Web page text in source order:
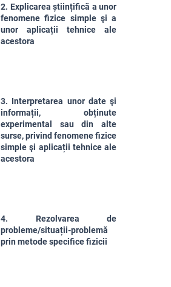
2. Explicarea științifică a unor
fenomene fizice simple şi a
unor aplicații tehnice ale
acestora
3. Interpretarea unor date şi
informații, obținute
experimental sau din alte
surse, privind fenomene fizice
simple şi aplicații tehnice ale
acestora
4. Rezolvarea de
probleme/situații-problemă
prin metode specifice fizicii